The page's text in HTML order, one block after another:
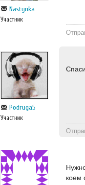
Nastynka
Участник
Podruga5
Участник
коем